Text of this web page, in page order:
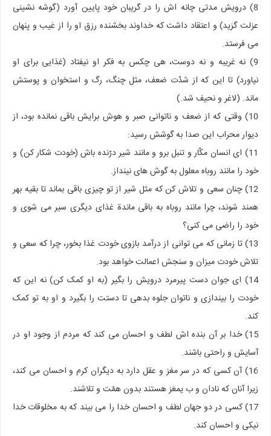
8) درویش مدتی چانه اش را در گریبان خود پایین آورد (گوشه نشینی
عزلت گزید) و اعتقاد داشت که خداوند بخشنده رزق او را از غیب و پنهان
می فرستد.
9) نه غریبه و نه دوست، هی چکس به فکر او نیفتاد (غذایی برای او
نیاورد) تا این که از شدّت ضعف، مثل چنگ، رگ و استخوان و پوستش
ماند. (لاغر و نحیف شد.)
10) وقتی که از ضعف و ناتوانی صبر و هوش برایش باقی نمانده بود، از
دیوار محراب این صدا به گوشش رسید:
11) ای انسان مکّار و تنبل برو و مانند شیر درّنده باش (خودت شکار کن) و
خود را مانند روباه معلول به گوش های نینداز.
12) چنان سعی و تلاش کن که مثل شیر از تو چیزی باقی بماند تا بقیه بهر
همند شوند، چرا مانند روباه به باقی ماندة غذای دیگری سیر می شوی و
خود را راضی می کنی؟
13) تا زمانی که می توانی از درآمد بازوی خودت غذا بخور، چرا که سعی و
تلاش خودت میزان و سنجش اعمالت خواهد بود.
14) ای جوان دست پیرمرد درویش را بگیر (به او کمک کن) نه این که
خودت را بیندازی و ناتوان جلوه بدهی تا دستت را بگیرد و او به تو کمک
کند.
15) خدا بر آن بنده اش لطف و احسان می کند که مردم از وجود او در
آسایش و راحتی باشند.
16) آن کسی که در سر مغز و عقل دارد به دیگران کرم و احسان می کند،
زیرا آنان که نادان و ب یمغز هستند بدون همّت و تلاشند.
17) کسی در دو جهان لطف و احسان خدا را می بیند که به مخلوقات خدا
نیکی و احسان کند.